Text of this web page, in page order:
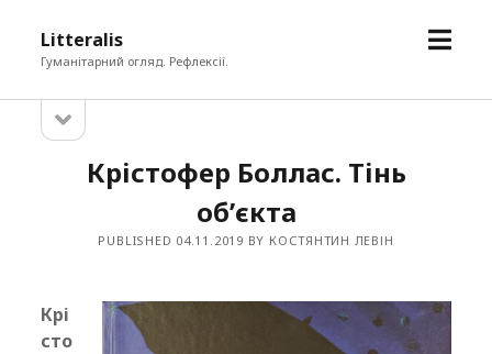
Litteralis
Гуманітарний огляд. Рефлексії.
open
Sidebarsidebar
Крістофер Боллас. Тінь
об’єкта
PUBLISHED 04.11.2019 BY КОСТЯНТИН ЛЕВІН
Крі
сто